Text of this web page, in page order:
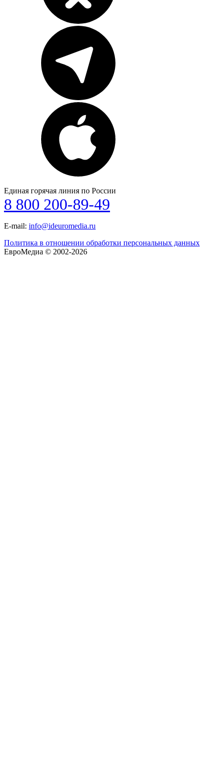
Единая горячая линия по России
8 800 200-89-49
E-mail: info@ideuromedia.ru
Политика в отношении обработки персональных данных
ЕвроМедиа © 2002-2026